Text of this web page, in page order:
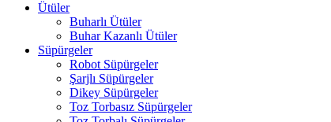
Ütüler
Buharlı Ütüler
Buhar Kazanlı Ütüler
Süpürgeler
Robot Süpürgeler
Şarjlı Süpürgeler
Dikey Süpürgeler
Toz Torbasız Süpürgeler